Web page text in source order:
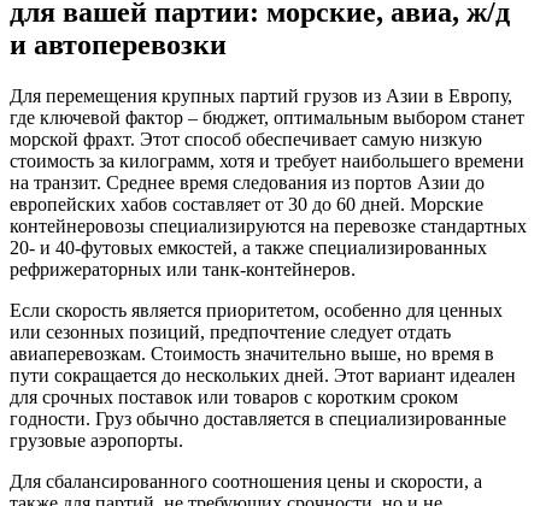
для вашей партии: морские, авиа, ж/д
и автоперевозки
Для перемещения крупных партий грузов из Азии в Европу,
где ключевой фактор – бюджет, оптимальным выбором станет
морской фрахт. Этот способ обеспечивает самую низкую
стоимость за килограмм, хотя и требует наибольшего времени
на транзит. Среднее время следования из портов Азии до
европейских хабов составляет от 30 до 60 дней. Морские
контейнеровозы специализируются на перевозке стандартных
20- и 40-футовых емкостей, а также специализированных
рефрижераторных или танк-контейнеров.
Если скорость является приоритетом, особенно для ценных
или сезонных позиций, предпочтение следует отдать
авиаперевозкам. Стоимость значительно выше, но время в
пути сокращается до нескольких дней. Этот вариант идеален
для срочных поставок или товаров с коротким сроком
годности. Груз обычно доставляется в специализированные
грузовые аэропорты.
Для сбалансированного соотношения цены и скорости, а